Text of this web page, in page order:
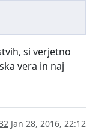
si verjetno
vera in naj
Jan 28, 2016, 22:12